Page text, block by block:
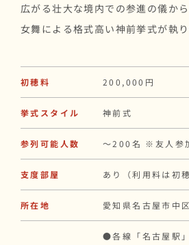
広がる壮大な境内での参進の儀か
女舞による格式高い神前挙式が執り
初穂料 200,000円
挙式スタイル 神前式
参列可能人数 〜200名 ※友人参
支度部屋 あり（利用料は初
所在地 愛知県名古屋市中
●各線「名古屋駅